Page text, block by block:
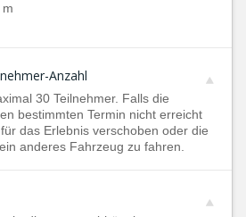
Anzahl
30 Teilnehmer. Falls die
bestimmten Termin nicht erreicht
das Erlebnis verschoben oder die
anderes Fahrzeug zu fahren.